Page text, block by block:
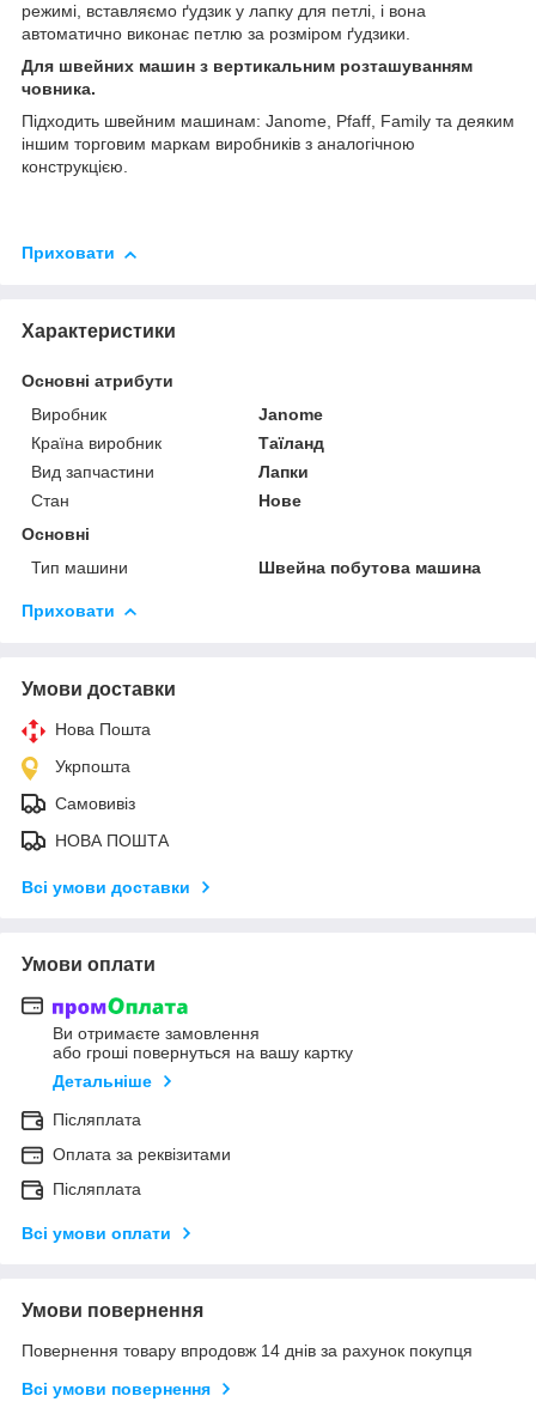
режимі, вставляємо ґудзик у лапку для петлі, і вона
автоматично виконає петлю за розміром ґудзики.
Для швейних машин з вертикальним розташуванням
човника.
Підходить швейним машинам: Janome, Pfaff, Family та деяким
іншим торговим маркам виробників з аналогічною
конструкцією.
Приховати
Характеристики
Основні атрибути
Виробник
Janome
Країна виробник
Таїланд
Вид запчастини
Лапки
Стан
Нове
Основні
Тип машини
Швейна побутова машина
Приховати
Умови доставки
Нова Пошта
Укрпошта
Самовивіз
НОВА ПОШТА
Всі умови доставки
Умови оплати
Ви отримаєте замовлення
або гроші повернуться на вашу картку
Детальніше
Післяплата
Оплата за реквізитами
Післяплата
Всі умови оплати
Умови повернення
Повернення товару впродовж 14 днів за рахунок покупця
Всі умови повернення